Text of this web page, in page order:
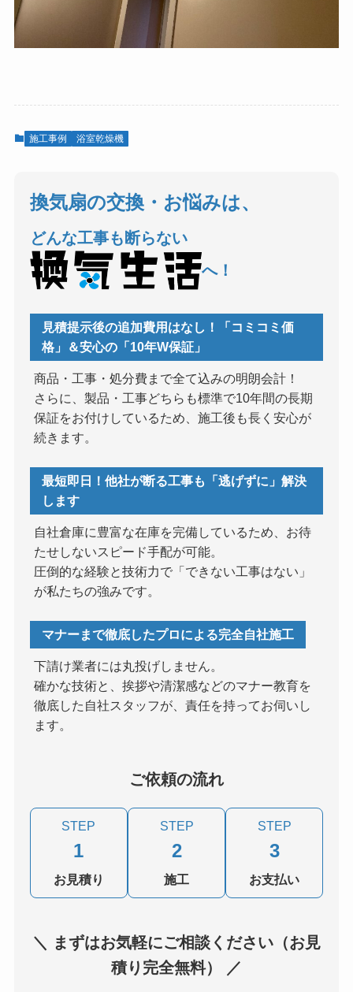
施工事例 浴室乾燥機
換気扇の交換・お悩みは、
どんな工事も断らない
へ！
見積提示後の追加費用はなし！「コミコミ価
格」＆安心の「10年W保証」
商品・工事・処分費まで全て込みの明朗会計！
さらに、製品・工事どちらも標準で10年間の長期
保証をお付けしているため、施工後も長く安心が
続きます。
最短即日！他社が断る工事も「逃げずに」解決
します
自社倉庫に豊富な在庫を完備しているため、お待
たせしないスピード手配が可能。
圧倒的な経験と技術力で「できない工事はない」
が私たちの強みです。
マナーまで徹底したプロによる完全自社施工
下請け業者には丸投げしません。
確かな技術と、挨拶や清潔感などのマナー教育を
徹底した自社スタッフが、責任を持ってお伺いし
ます。
ご依頼の流れ
STEP
1
お見積り
STEP
2
施工
STEP
3
お支払い
＼ まずはお気軽にご相談ください（お見
積り完全無料） ／